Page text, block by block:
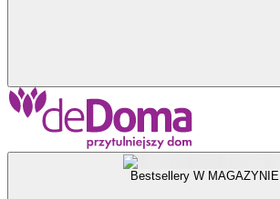
Bestsellery W MAGAZYNIE